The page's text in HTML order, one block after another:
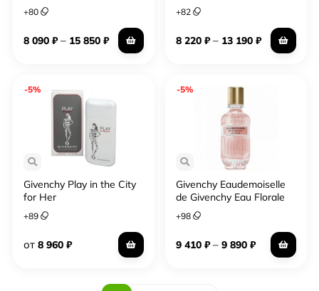
+80
8 090 ₽– 15 850 ₽
+82
8 220 ₽– 13 190 ₽
-5%
Givenchy Play in the City
for Her
+89
от 8 960 ₽
-5%
Givenchy Eaudemoiselle
de Givenchy Eau Florale
+98
9 410 ₽– 9 890 ₽